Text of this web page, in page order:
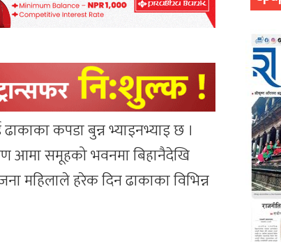
कपडा बुन्न भ्याइनभ्याइ छ ।
आमा समूहको भवनमा बिहानैदेखि
महिलाले हरेक दिन ढाकाका विभिन्न